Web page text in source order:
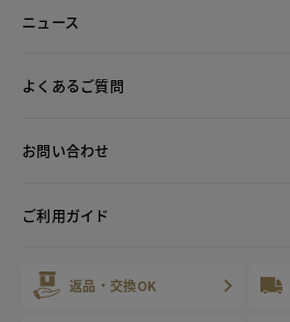
ニュース
よくあるご質問
お問い合わせ
ご利用ガイド
返品・交換OK